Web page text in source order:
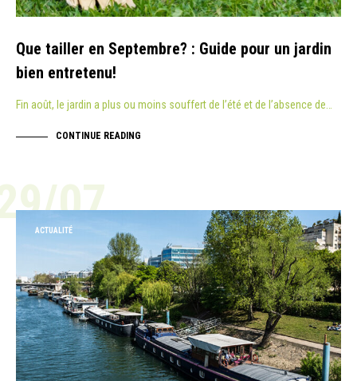
Que tailler en Septembre? : Guide pour un jardin
bien entretenu!
Fin août, le jardin a plus ou moins souffert de l’été et de l’absence de…
CONTINUE READING
07
ACTUALITÉ